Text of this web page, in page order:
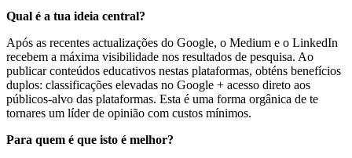
Qual é a tua ideia central?
Após as recentes actualizações do Google, o Medium e o LinkedIn
recebem a máxima visibilidade nos resultados de pesquisa. Ao
publicar conteúdos educativos nestas plataformas, obténs benefícios
duplos: classificações elevadas no Google + acesso direto aos
públicos-alvo das plataformas. Esta é uma forma orgânica de te
tornares um líder de opinião com custos mínimos.
Para quem é que isto é melhor?